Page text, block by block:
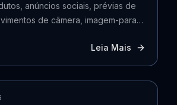
anúncios sociais, prévias de
de câmera, imagem-para-
Leia Mais